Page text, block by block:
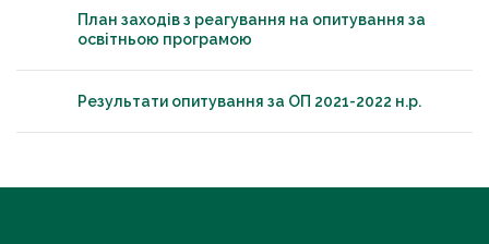
План заходів з реагування на опитування за
освітньою програмою
Результати опитування за ОП 2021-2022 н.р.